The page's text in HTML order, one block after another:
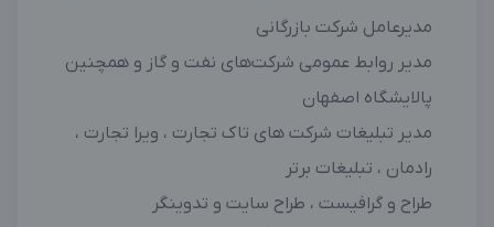
مدیرعامل شرکت بازرگانی
مدیر روابط عمومی شرکت‌های نفت و گاز و همچنین
پالایشگاه اصفهان
مدیر تبلیغات شرکت های تاک تجارت ، ویرا تجارت ،
رادمان ، تبلیغات برتر
طراح و گرافیست ، طراح سایت و تدوینگر